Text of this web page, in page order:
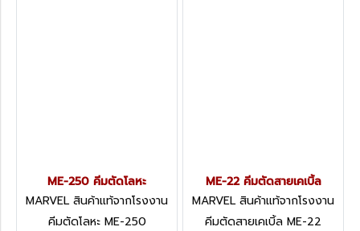
ME-250 คีมตัดโลหะ
MARVEL สินค้าแท้จากโรงงาน
ME-250
คีมตัดโลหะ ME-250
ME-22 คีมตัดสายเคเบิ้ล
MARVEL สินค้าแท้จากโรงงาน
ME-22
คีมตัดสายเคเบิ้ล ME-22